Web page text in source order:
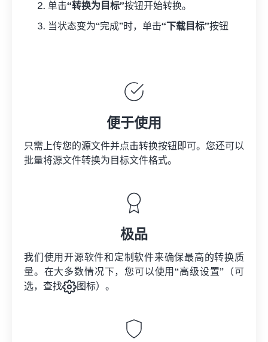
单击“转换为目标”按钮开始转换。
当状态变为“完成”时，单击“下载目标”按钮
便于使用
只需上传您的源文件并点击转换按钮即可。您还可以
批量将源文件转换为目标文件格式。
极品
我们使用开源软件和定制软件来确保最高的转换质
量。在大多数情况下，您可以使用“高级设置”（可
选，查找
图标）。